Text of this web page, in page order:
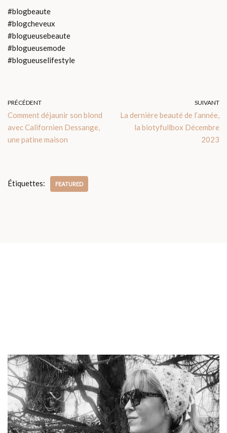
#blogbeaute
#blogcheveux
#blogueusebeaute
#blogueusemode
#blogueuselifestyle
PRÉCÉDENT
Comment déjaunir son blond
avec Californien Dessange,
une patine maison
SUIVANT
La dernière beauté de l’année,
la biotyfullbox Décembre
2023
Étiquettes: FEATURED